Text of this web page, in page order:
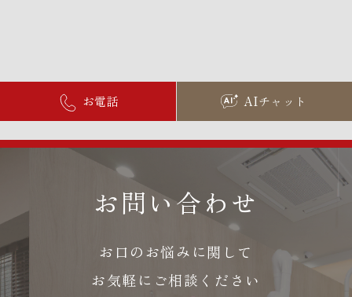
お電話 AIチャット
お問い合わせ
お口のお悩みに関して
お気軽にご相談ください